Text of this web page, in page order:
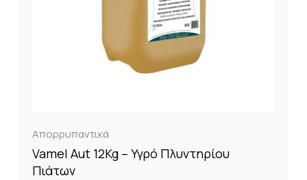
Απορρυπαντικά
Vamel Aut 12Kg – Υγρό Πλυντηρίου
Πιάτων